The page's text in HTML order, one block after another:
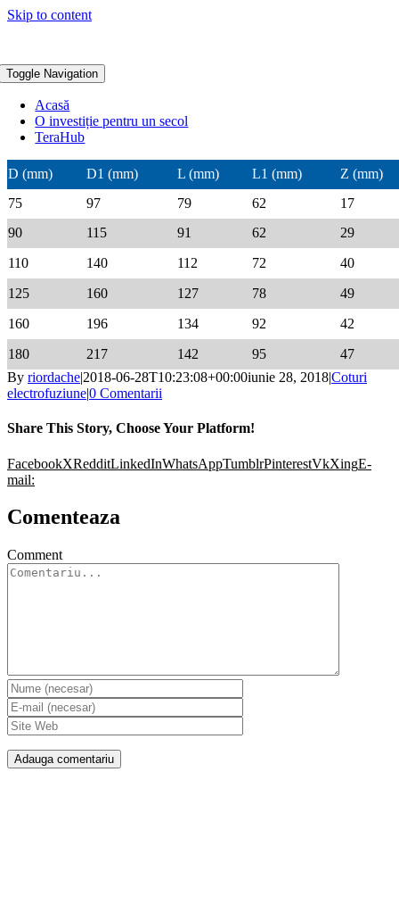
Skip to content
Toggle Navigation
Acasă
O investiție pentru un secol
TeraHub
D (mm) D1 (mm) L (mm) L1 (mm)
Z (mm)
75
97 79 62
17
90
115 91 62
29
110
140 112 72
40
125
160 127 78
49
160
196 134 92
42
180
217 142 95
47
By riordache|2018-06-28T10:23:08+00:00iunie 28, 2018|Coturi
electrofuziune|0 Comentarii
Share This Story, Choose Your Platform!
FacebookXRedditLinkedInWhatsAppTumblrPinterestVkXingE-
mail:
Comenteaza
Comment